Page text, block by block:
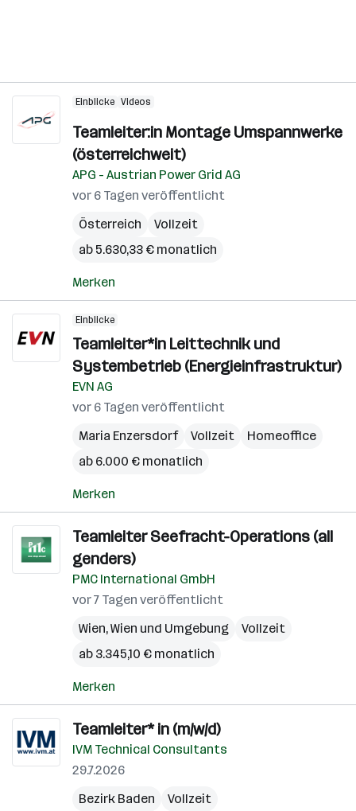
Einblicke Videos
Teamleiter:in Montage Umspannwerke
(österreichweit)
APG - Austrian Power Grid AG
vor 6 Tagen veröffentlicht
Österreich
Vollzeit
ab 5.630,33 € monatlich
Merken
Einblicke
Teamleiter*in Leittechnik und
Systembetrieb (Energieinfrastruktur)
EVN AG
vor 6 Tagen veröffentlicht
Maria Enzersdorf
Vollzeit
Homeoffice
ab 6.000 € monatlich
Merken
Teamleiter Seefracht-Operations (all
genders)
PMC International GmbH
vor 7 Tagen veröffentlicht
Wien,Wien und Umgebung
Vollzeit
ab 3.345,10 € monatlich
Merken
Teamleiter* in (m/w/d)
IVM Technical Consultants
29.7.2026
Bezirk Baden
Vollzeit